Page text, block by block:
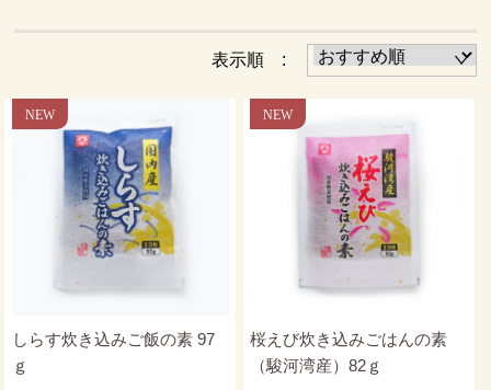
表示順 :
しらす炊き込みご飯の素 97
ｇ
桜えび炊き込みごはんの素
（駿河湾産）82ｇ